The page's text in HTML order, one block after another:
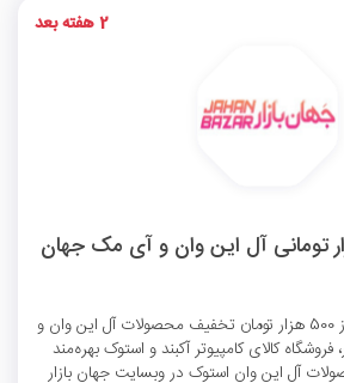
500 هزار تومانی آل این وان و آی مک جهان
با وارد کردن کد تخفیف از 500 هزار تومان تخفیف محصولات آل این وان و
کالای کامپیوتر آکبند و استوک بهره‌مند
آل این وان استوک در وبسایت جهان بازار
2 هفته بعد